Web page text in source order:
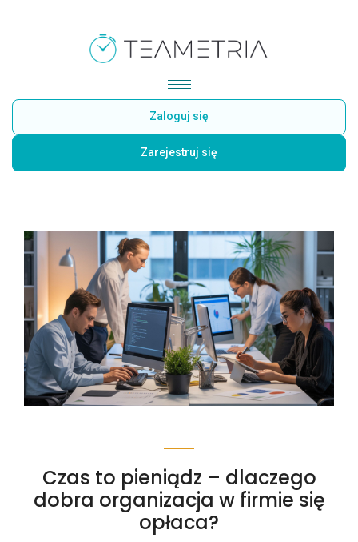
Zaloguj się
Zarejestruj się
Czas to pieniądz – dlaczego
dobra organizacja w firmie się
opłaca?